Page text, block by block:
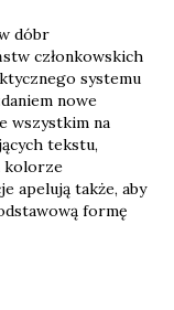
dóbr
członkowskich
systemu
nowe
wszystkim na
tekstu,
kolorze
apelują także, aby
formę